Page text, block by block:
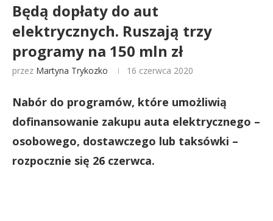
Będą dopłaty do aut
elektrycznych. Ruszają trzy
programy na 150 mln zł
przez Martyna Trykozko 16 czerwca 2020
Nabór do programów, które umożliwią
dofinansowanie zakupu auta elektrycznego –
osobowego, dostawczego lub taksówki –
rozpocznie się 26 czerwca.